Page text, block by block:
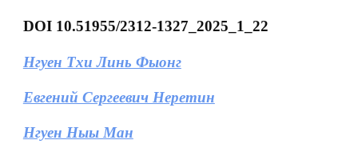
DOI 10.51955/2312-1327_2025_1_22
Нгуен Тхи Линь Фыонг
Евгений Сергеевич Неретин
Нгуен Ныы Ман